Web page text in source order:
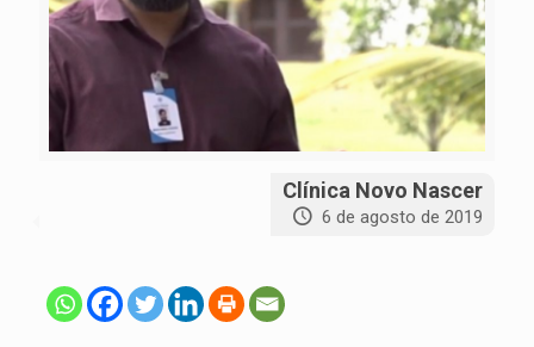
Clínica Novo Nascer
6 de agosto de 2019